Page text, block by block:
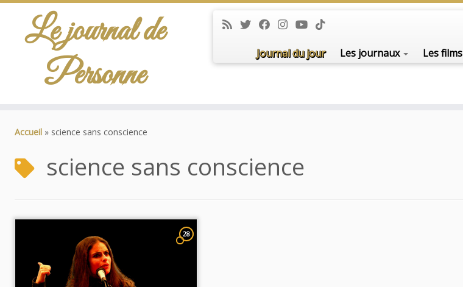
Le journal de
Personne
Journal du jour Les journaux Les films
Accueil » science sans conscience
science sans conscience
28